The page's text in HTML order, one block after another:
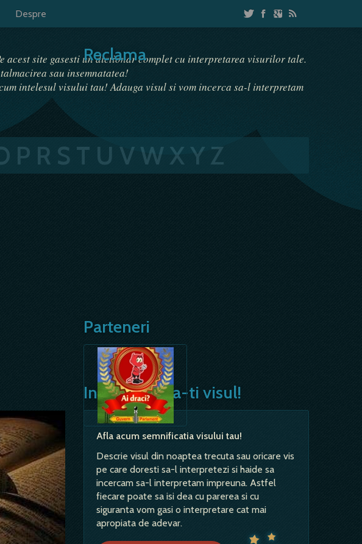
Despre
acest site gasesti un dictionar complet cu interpretarea visurilor tale.
sau insemnatatea!
intelesul visului tau! Adauga visul si vom incerca sa-l interpretam
P R S T U VW XY Z
Interpreteaza-ti visul!
Afla acum semnificatia visului tau!
Descrie visul din noaptea trecuta sau oricare vis
pe care doresti sa-l interpretezi si haide sa
incercam sa-l interpretam impreuna. Astfel
fiecare poate sa isi dea cu parerea si cu
siguranta vom gasi o interpretare cat mai
apropiata de adevar.
Reclama
Parteneri